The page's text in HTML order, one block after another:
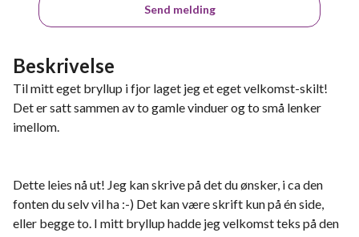
Send melding
Beskrivelse
Til mitt eget bryllup i fjor laget jeg et eget velkomst-skilt!
Det er satt sammen av to gamle vinduer og to små lenker
imellom.
Dette leies nå ut! Jeg kan skrive på det du ønsker, i ca den
fonten du selv vil ha :-) Det kan være skrift kun på én side,
eller begge to. I mitt bryllup hadde jeg velkomst teks på den